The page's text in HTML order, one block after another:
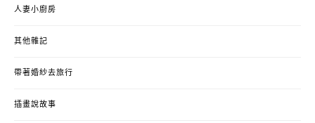
人妻小廚房
其他雜記
帶著婚紗去旅行
插畫說故事